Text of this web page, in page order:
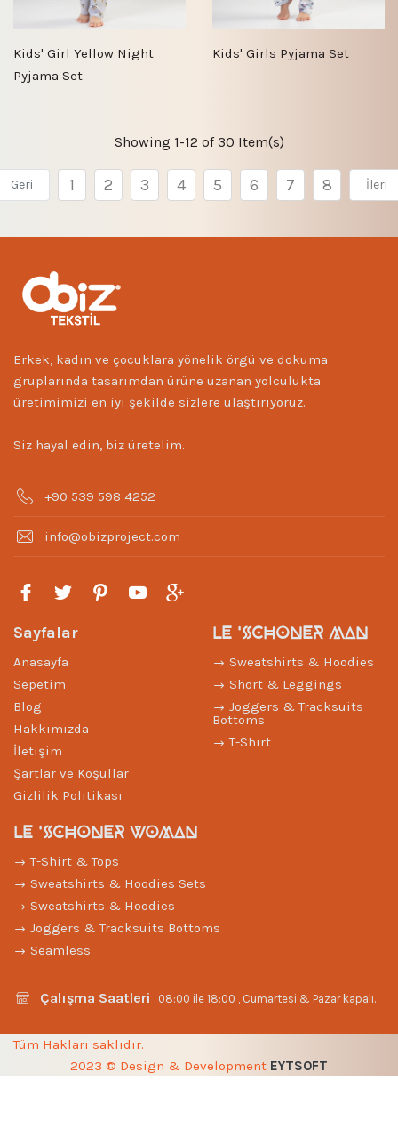
Kids' Girl Yellow Night
Pyjama Set
Kids' Girls Pyjama Set
Showing 1-12 of 30 Item(s)
Geri 1 2 3 4 5 6 7 8 İleri
Erkek, kadın ve çocuklara yönelik örgü ve dokuma
gruplarında tasarımdan ürüne uzanan yolculukta
üretimimizi en iyi şekilde sizlere ulaştırıyoruz.
Siz hayal edin, biz üretelim.
+90 539 598 4252
info@obizproject.com
Sayfalar
Anasayfa
Sepetim
Blog
Hakkımızda
İletişim
Şartlar ve Koşullar
Gizlilik Politikası
LE 'SCHONER MAN
Sweatshirts & Hoodies
Short & Leggings
Joggers & Tracksuits
Bottoms
T-Shirt
LE 'SCHONER WOMAN
T-Shirt & Tops
Sweatshirts & Hoodies Sets
Sweatshirts & Hoodies
Joggers & Tracksuits Bottoms
Seamless
Çalışma Saatleri 08:00 ile 18:00 , Cumartesi & Pazar kapalı.
Tüm Hakları saklıdır.
2023 © Design & Development EYTSOFT